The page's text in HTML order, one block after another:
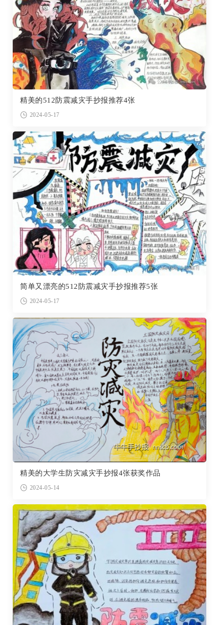
精美的512防震减灾手抄报推荐4张
2024-05-17
简单又漂亮的512防震减灾手抄报推荐5张
2024-05-17
精美的大学生防灾减灾手抄报4张获奖作品
2024-05-14